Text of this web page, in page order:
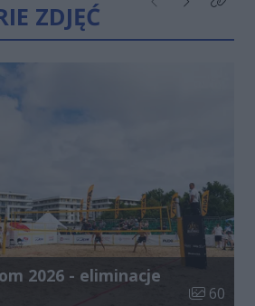
ZDJĘĆ
Poprzednie
NastępneKliknij
2026 - eliminacje
Liczba
60